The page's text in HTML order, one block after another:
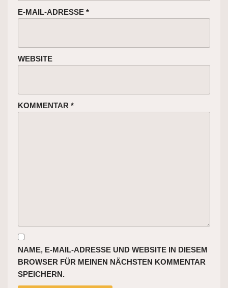
E-MAIL-ADRESSE *
WEBSITE
KOMMENTAR *
NAME, E-MAIL-ADRESSE UND WEBSITE IN DIESEM
BROWSER FÜR MEINEN NÄCHSTEN KOMMENTAR
SPEICHERN.